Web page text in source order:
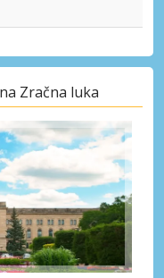
Zračna luka